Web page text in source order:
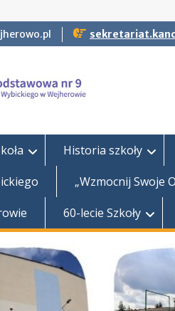
Historia szkoły
„Wzmocnij Swoje
60-lecie Szkoły